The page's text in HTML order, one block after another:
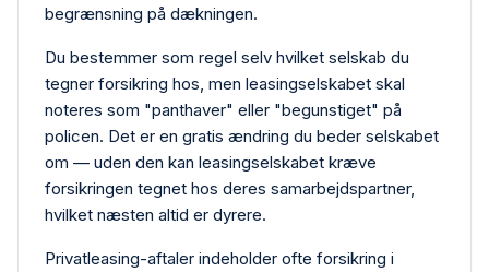
begrænsning på dækningen.
Du bestemmer som regel selv hvilket selskab du
tegner forsikring hos, men leasing­selskabet skal
noteres som "panthaver" eller "begunstiget" på
policen. Det er en gratis ændring du beder selskabet
om — uden den kan leasing­selskabet kræve
forsikringen tegnet hos deres samarbejdspartner,
hvilket næsten altid er dyrere.
Privat­leasing-aftaler indeholder ofte forsikring i